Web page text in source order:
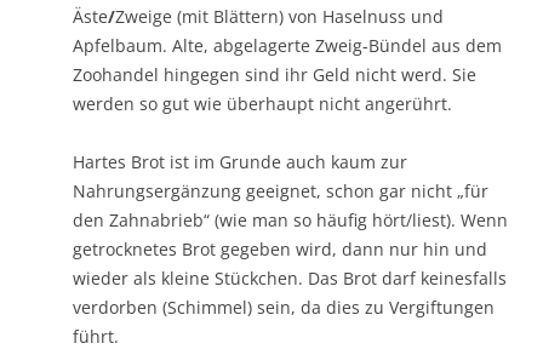
Äste/Zweige (mit Blättern) von Haselnuss und
Apfelbaum. Alte, abgelagerte Zweig-Bündel aus dem
Zoohandel hingegen sind ihr Geld nicht werd. Sie
werden so gut wie überhaupt nicht angerührt.
Hartes Brot ist im Grunde auch kaum zur
Nahrungsergänzung geeignet, schon gar nicht „für
den Zahnabrieb“ (wie man so häufig hört/liest). Wenn
getrocknetes Brot gegeben wird, dann nur hin und
wieder als kleine Stückchen. Das Brot darf keinesfalls
verdorben (Schimmel) sein, da dies zu Vergiftungen
führt.